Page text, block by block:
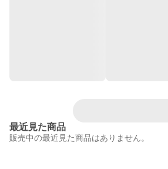
最近見た商品
販売中の最近見た商品はありません。